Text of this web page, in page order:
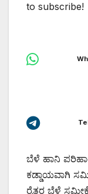
to subscribe!
ಬೆಳೆ ಹಾನಿ
ಕಡ್ಡಾಯವಾಗಿ
ರೈತರ ಬೆಳೆ